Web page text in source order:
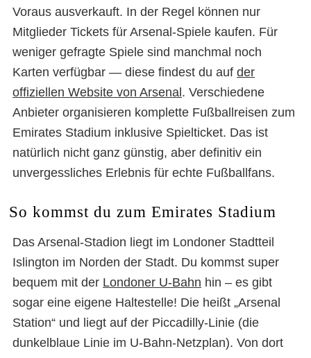
Voraus ausverkauft. In der Regel können nur
Mitglieder Tickets für Arsenal-Spiele kaufen. Für
weniger gefragte Spiele sind manchmal noch
Karten verfügbar — diese findest du auf der
offiziellen Website von Arsenal . Verschiedene
Anbieter organisieren komplette Fußballreisen zum
Emirates Stadium inklusive Spielticket. Das ist
natürlich nicht ganz günstig, aber definitiv ein
unvergessliches Erlebnis für echte Fußballfans.
So kommst du zum Emirates Stadium
Das Arsenal-Stadion liegt im Londoner Stadtteil
Islington im Norden der Stadt. Du kommst super
bequem mit der Londoner U-Bahn hin – es gibt
sogar eine eigene Haltestelle! Die heißt „Arsenal
Station“ und liegt auf der Piccadilly-Linie (die
dunkelblaue Linie im U-Bahn-Netzplan). Von dort